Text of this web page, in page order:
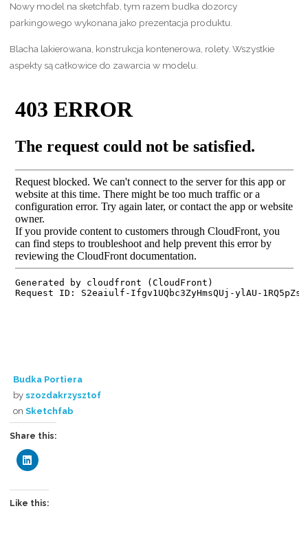
Nowy model na sketchfab, tym razem budka dozorcy
parkingowego wykonana jako prezentacja produktu.
Blacha lakierowana, konstrukcja kontenerowa, rolety. Wszystkie
aspekty są całkowice do zawarcia w modelu.
Budka Portiera
by szozdakrzysztof
on Sketchfab
Share this:
C
l
k
t
Like this: